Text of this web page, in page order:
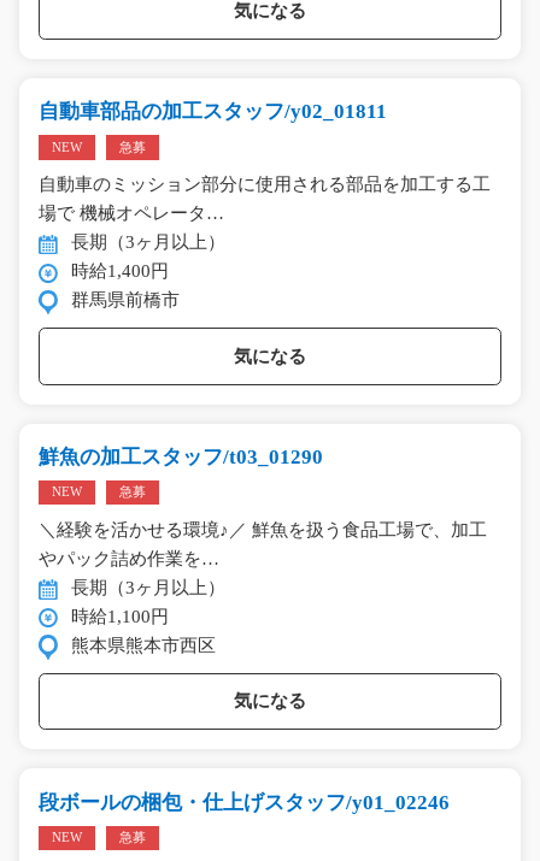
気になる
自動車部品の加工スタッフ/y02_01811
NEW 急募
自動車のミッション部分に使用される部品を加工する工
場で 機械オペレータ…
長期（3ヶ月以上）
時給1,400円
群馬県前橋市
気になる
鮮魚の加工スタッフ/t03_01290
NEW 急募
＼経験を活かせる環境♪／ 鮮魚を扱う食品工場で、加工
やパック詰め作業を…
長期（3ヶ月以上）
時給1,100円
熊本県熊本市西区
気になる
段ボールの梱包・仕上げスタッフ/y01_02246
NEW 急募